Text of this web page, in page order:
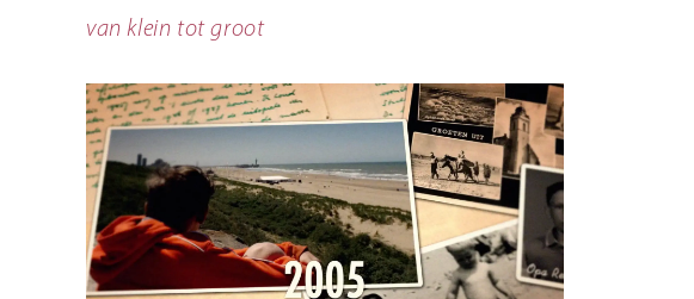
van klein tot groot